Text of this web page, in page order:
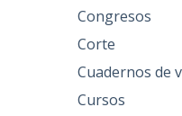
Congresos
Corte
Cuadernos de
Cursos